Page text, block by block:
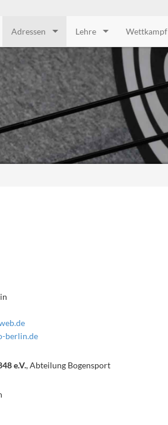
Adressen Lehre Wettkampf
berlin.de
e.V., Abteilung Bogensport